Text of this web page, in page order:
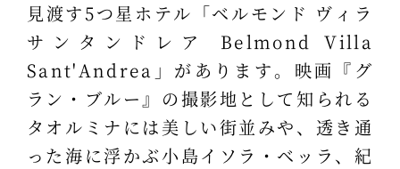
見渡す5つ星ホテル「ベルモンド ヴィラ
サンタンドレア Belmond Villa
Sant'Andrea」があります。映画『グ
ラン・ブルー』の撮影地として知られる
タオルミナには美しい街並みや、透き通
った海に浮かぶ小島イソラ・ベッラ、紀